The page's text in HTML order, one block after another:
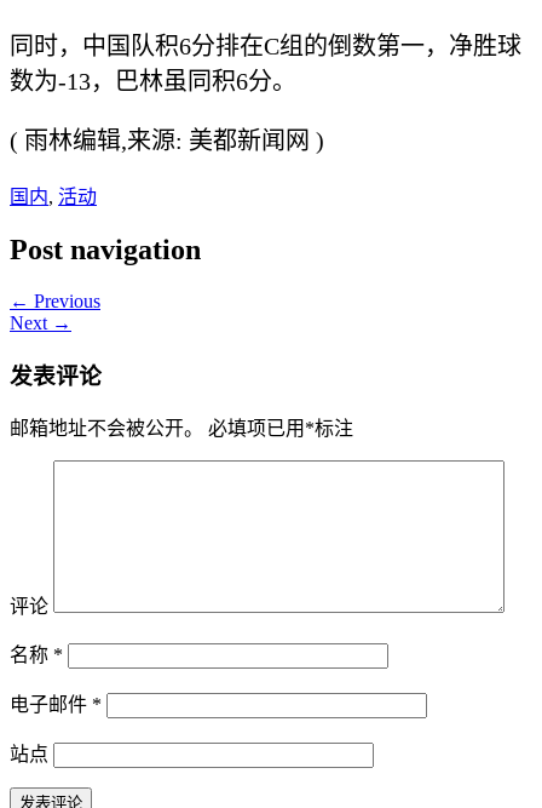
同时，中国队积6分排在C组的倒数第一，净胜球
数为-13，巴林虽同积6分。
( 雨林编辑,来源: 美都新闻网 )
国内, 活动
Post navigation
← Previous
Next →
发表评论
邮箱地址不会被公开。 必填项已用 *标注
评论
名称 *
电子邮件 *
站点